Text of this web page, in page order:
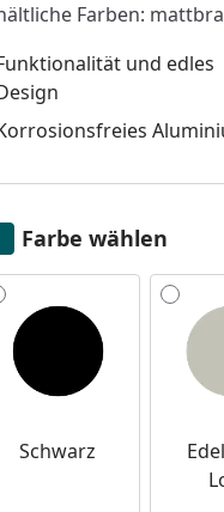
anzeigen
hinzufügen
Farben:
und edles
Farbe wählen
anzeigen (3)
Schwarz